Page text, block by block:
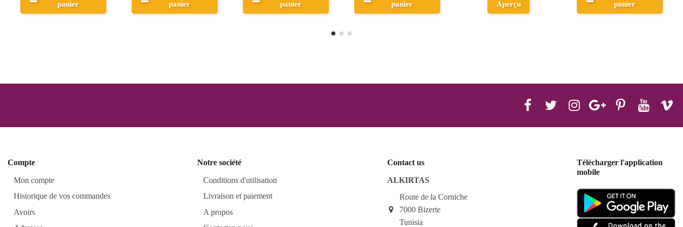
Aperçu
panier
panier
Aperçu
panier
panier
Compte
Mon compte
Historique de vos commandes
Avoirs
Notre société
Conditions d'utilisation
Livraison et paiement
A propos
Contact us
ALKIRTAS
Route de la Corniche
7000 Bizerte
Tunisia
Télécharger l'application
mobile